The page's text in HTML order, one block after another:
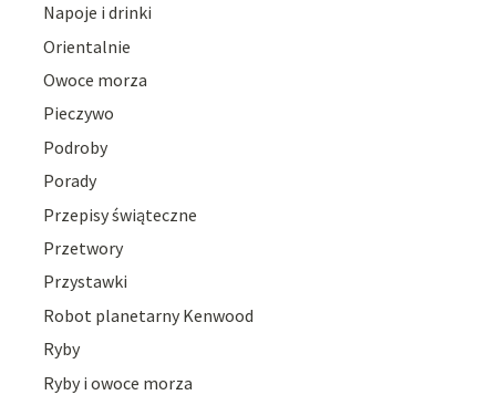
Napoje i drinki
Orientalnie
Owoce morza
Pieczywo
Podroby
Porady
Przepisy świąteczne
Przetwory
Przystawki
Robot planetarny Kenwood
Ryby
Ryby i owoce morza